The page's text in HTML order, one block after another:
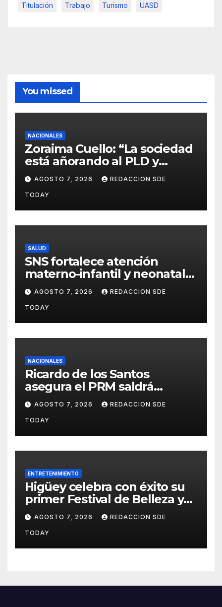
Titulación Trabajo Turismo UASD
You missed
NACIONALES
Zoraima Cuello: “La sociedad
está añorando al PLD y
nuestro deber es comunicar
con la verdad y las
evidencias”
AGOSTO 7, 2026 REDACCION SDE
TODAY
SALUD
SNS fortalece atención
materno-infantil y neonatal
con nuevas estrategias y
avances en la Red Pública de
Salud
AGOSTO 7, 2026 REDACCION SDE
TODAY
NACIONALES
Ricardo de los Santos
asegura el PRM saldrá
fortalecido del proceso
interno para escoger nuevas
autoridades
AGOSTO 7, 2026 REDACCION SDE
TODAY
ENTRETENIMIENTO
Higüey celebra con éxito su
primer Festival de Belleza y
Emprendimiento
AGOSTO 7, 2026 REDACCION SDE
TODAY